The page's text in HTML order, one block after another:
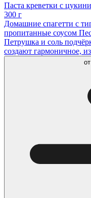
Паста креветки с цукини
300 г
Домашние спагетти с
пропитанные соусом
Петрушка и соль
создают гармоничное,
от